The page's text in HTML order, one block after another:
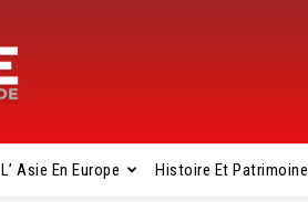
L’ Asie En Europe Histoire Et Patrimoine